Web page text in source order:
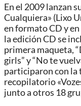
En el 2009 lanzan
Cualquiera» (Lixo
en formato CD y
la edición CD se
primera maqueta,
girls” y “No te
participaron con la
recopilatorio
junto a otros 18